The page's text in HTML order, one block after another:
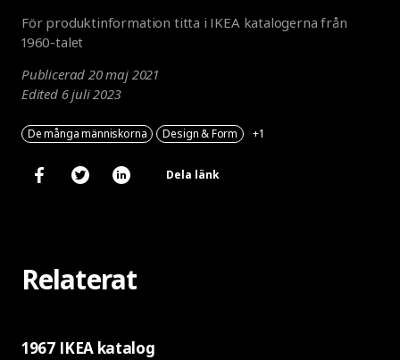
För produktinformation titta i IKEA katalogerna från
1960-talet
Publicerad 20 maj 2021
Edited 6 juli 2023
Dela länk
De många människorna Design & Form +1
Relaterat
1967 IKEA katalog